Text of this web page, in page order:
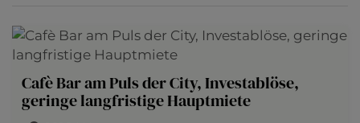
Cafè Bar am Puls der City, Investablöse,
geringe langfristige Hauptmiete